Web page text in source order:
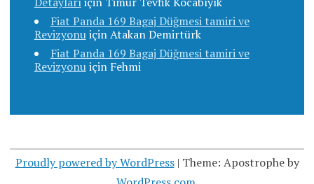
Fiat Panda 169 Bagaj Düğmesi tamiri ve
RevizyonuiçinAtakan Demirtürk
Fiat Panda 169 Bagaj Düğmesi tamiri ve
Revizyonuiçin Fehmi
Proudly powered by WordPress | Theme: Apostrophe by